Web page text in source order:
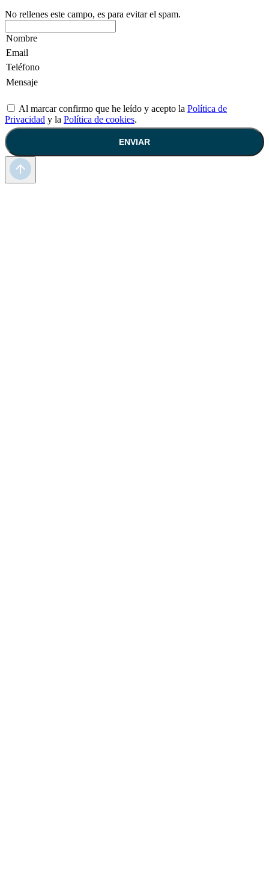
No rellenes este campo, es para evitar el spam.
Al marcar confirmo que he leído y acepto la Política de
Privacidad y la Política de cookies.
ENVIAR